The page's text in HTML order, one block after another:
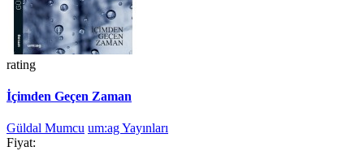
rating
İçimden Geçen Zaman
Güldal Mumcu um:ag Yayınları
Fiyat: